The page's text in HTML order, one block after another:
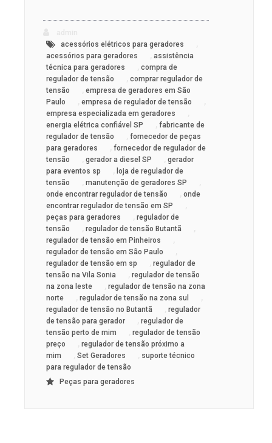
acessórios elétricos para geradores
acessórios para geradores
assistência
técnica para geradores
compra de
regulador de tensão
comprar regulador de
tensão
empresa de geradores em São
Paulo
empresa de regulador de tensão
empresa especializada em geradores
energia elétrica confiável SP
fabricante de
regulador de tensão
fornecedor de peças
para geradores
fornecedor de regulador de
tensão
gerador a diesel SP
gerador
para eventos sp
loja de regulador de
tensão
manutenção de geradores SP
onde encontrar regulador de tensão
onde
encontrar regulador de tensão em SP
peças para geradores
regulador de
tensão
regulador de tensão Butantã
regulador de tensão em Pinheiros
regulador de tensão em São Paulo
regulador de tensão em sp
regulador de
tensão na Vila Sonia
regulador de tensão
na zona leste
regulador de tensão na zona
norte
regulador de tensão na zona sul
regulador de tensão no Butantã
regulador
de tensão para gerador
regulador de
tensão perto de mim
regulador de tensão
preço
regulador de tensão próximo a
mim
Set Geradores
suporte técnico
para regulador de tensão
Peças para geradores